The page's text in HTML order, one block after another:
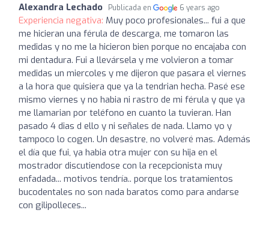
Alexandra Lechado Publicada en 6 years ago
Experiencia negativa: Muy poco profesionales... fui a que
me hicieran una férula de descarga, me tomaron las
medidas y no me la hicieron bien porque no encajaba con
mi dentadura. Fui a llevársela y me volvieron a tomar
medidas un miercoles y me dijeron que pasara el viernes
a la hora que quisiera que ya la tendrian hecha. Pasé ese
mismo viernes y no habia ni rastro de mi férula y que ya
me llamarian por teléfono en cuanto la tuvieran. Han
pasado 4 dias d ello y ni señales de nada. Llamo yo y
tampoco lo cogen. Un desastre, no volveré mas. Además
el día que fui, ya habia otra mujer con su hija en el
mostrador discutiendose con la recepcionista muy
enfadada... motivos tendría.. porque los tratamientos
bucodentales no son nada baratos como para andarse
con gilipolleces...